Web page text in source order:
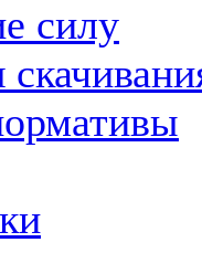
силу